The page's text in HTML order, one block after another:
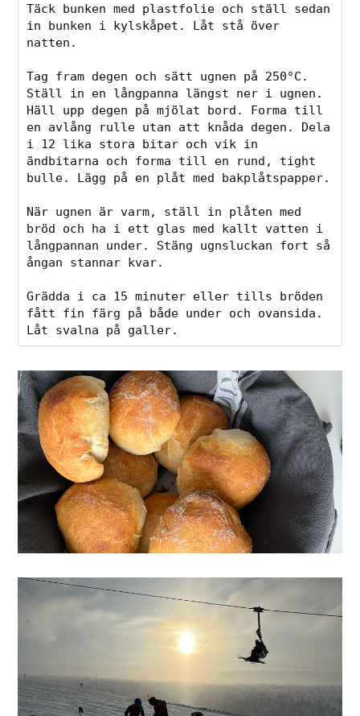
Täck bunken med plastfolie och ställ sedan
in bunken i kylskåpet. Låt stå över
natten.
Tag fram degen och sätt ugnen på 250°C.
Ställ in en långpanna längst ner i ugnen.
Häll upp degen på mjölat bord. Forma till
en avlång rulle utan att knåda degen. Dela
i 12 lika stora bitar och vik in
ändbitarna och forma till en rund, tight
bulle. Lägg på en plåt med bakplåtspapper.
När ugnen är varm, ställ in plåten med
bröd och ha i ett glas med kallt vatten i
långpannan under. Stäng ugnsluckan fort så
ångan stannar kvar.
Grädda i ca 15 minuter eller tills bröden
fått fin färg på både under och ovansida.
Låt svalna på galler.